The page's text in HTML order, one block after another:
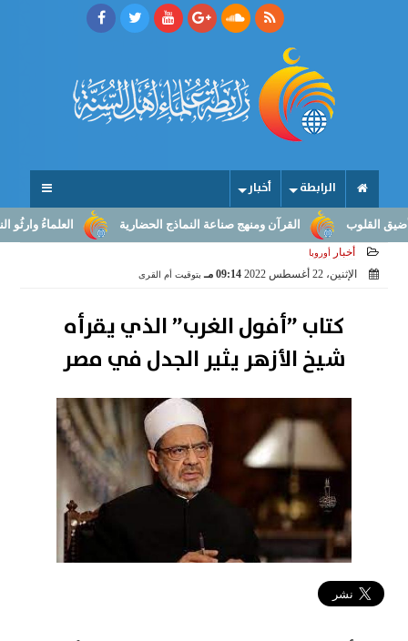
الرابطة أخبار
العلماءُ وارثُو النبوّة: القرآن ومنهج صناعة النماذج الحضارية
أخبار أوروبا
الإثنين، 22 أغسطس 2022 09:14 مـ بتوقيت أم القرى
كتاب ”أفول الغرب” الذي يقرأه
شيخ الأزهر يثير الجدل في مصر